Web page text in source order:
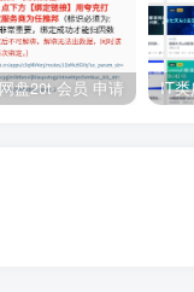
盘20t 会员 申请